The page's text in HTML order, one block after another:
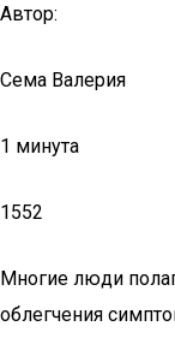
Автор:
Сема Валерия
1 минута
1552
Многие люди
облегчения